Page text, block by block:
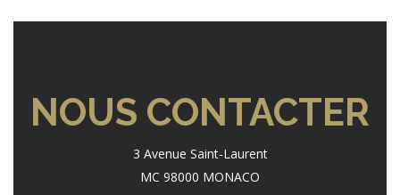
NOUS CONTACTER
3 Avenue Saint-Laurent
MC 98000 MONACO